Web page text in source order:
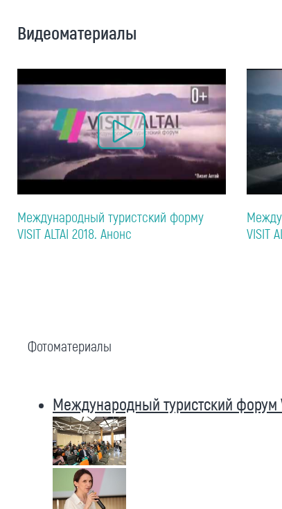
Видеоматериалы
Международный туристский форму
VISIT ALTAI 2018. Анонс
VISIT
Фотоматериалы
Международный туристский форум